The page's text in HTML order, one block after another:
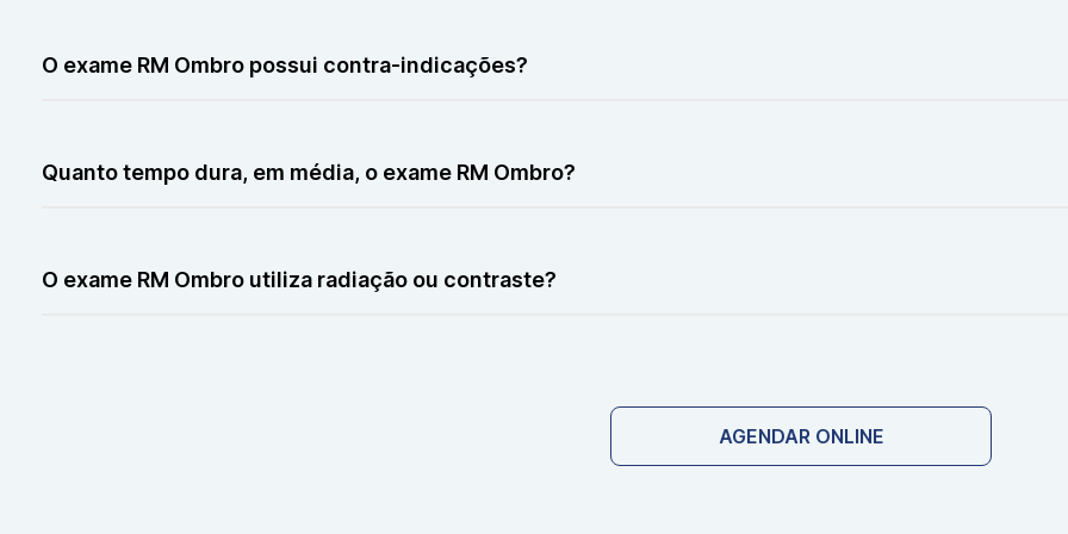
O exame RM Ombro possui contra-indicações?
Quanto tempo dura, em média, o exame RM Ombro?
O exame RM Ombro utiliza radiação ou contraste?
AGENDAR ONLINE